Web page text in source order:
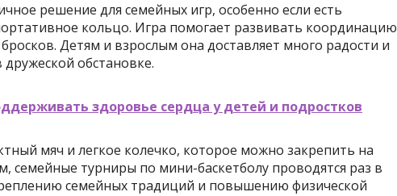
решение для семейных игр, особенно если есть
кольцо. Игра помогает развивать координацию
Детям и взрослым она доставляет много радости и
обстановке.
здоровье сердца у детей и подростков
мяч и легкое колечко, которое можно закрепить на
семейные турниры по мини-баскетболу проводятся раз в
семейных традиций и повышению физической